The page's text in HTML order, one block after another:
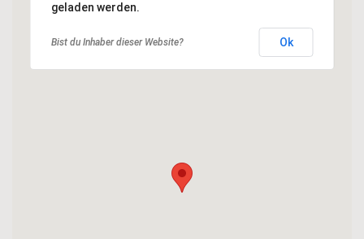
geladen werden.
Bist du Inhaber dieser Website? Ok